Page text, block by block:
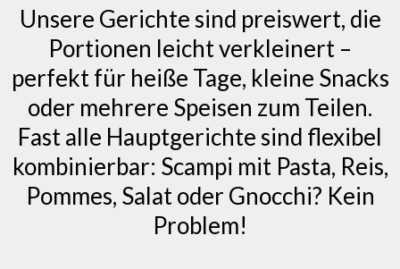
Unsere Gerichte sind preiswert, die
Portionen leicht verkleinert –
perfekt für heiße Tage, kleine Snacks
oder mehrere Speisen zum Teilen.
Fast alle Hauptgerichte sind flexibel
kombinierbar: Scampi mit Pasta, Reis,
Pommes, Salat oder Gnocchi? Kein
Problem!